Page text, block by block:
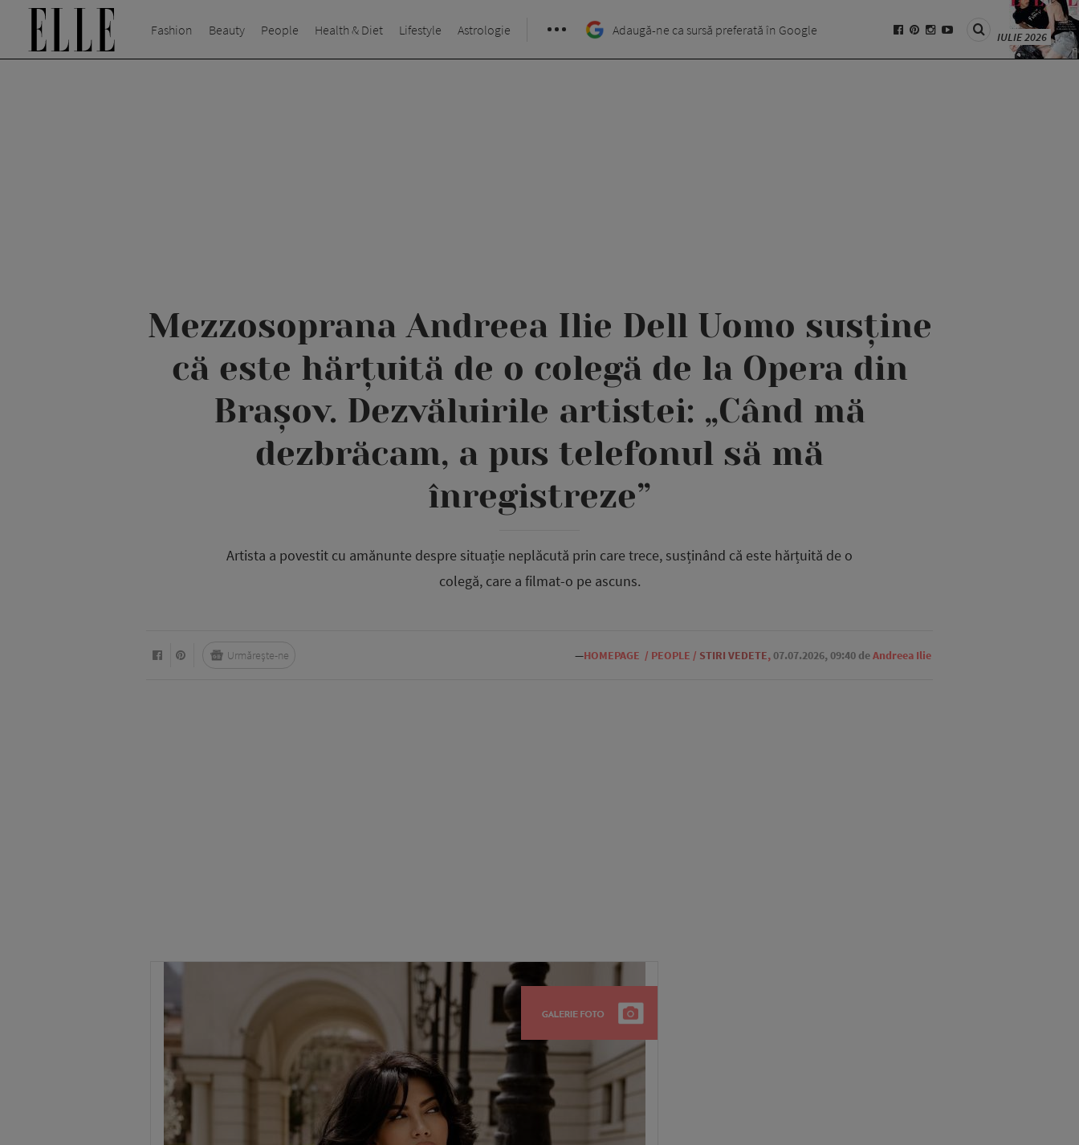
Fashion Beauty People Health & Diet Lifestyle Astrologie Adaugă-ne ca sursă preferată în Google IULIE 2026
Mezzosoprana Andreea Ilie Dell Uomo susține
că este hărțuită de o colegă de la Opera din
Brașov. Dezvăluirile artistei: „Când mă
dezbrăcam, a pus telefonul să mă
înregistreze”
Artista a povestit cu amănunte despre situație neplăcută prin care trece, susținând că este hărțuită de o
colegă, care a filmat-o pe ascuns.
—HOMEPAGE / PEOPLE / STIRI VEDETE,07.07.2026, 09:40 deAndreea Ilie
Urmărește-ne